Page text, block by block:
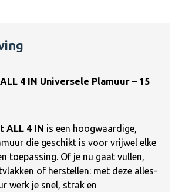
4 IN Universele Plamuur – 15
ALL 4 IN is een hoogwaardige,
die geschikt is voor vrijwel elke
toepassing. Of je nu gaat vullen,
of herstellen: met deze alles-
werk je snel, strak en